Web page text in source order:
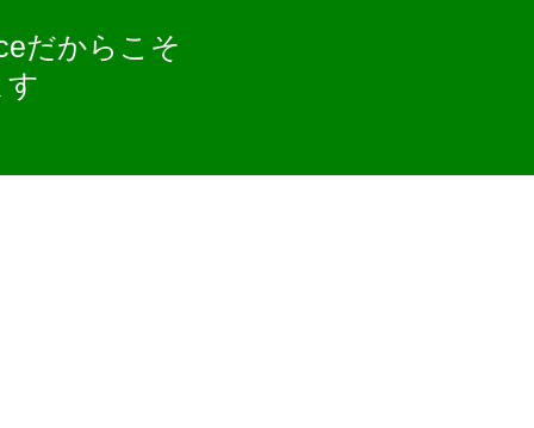
だからこそ
す